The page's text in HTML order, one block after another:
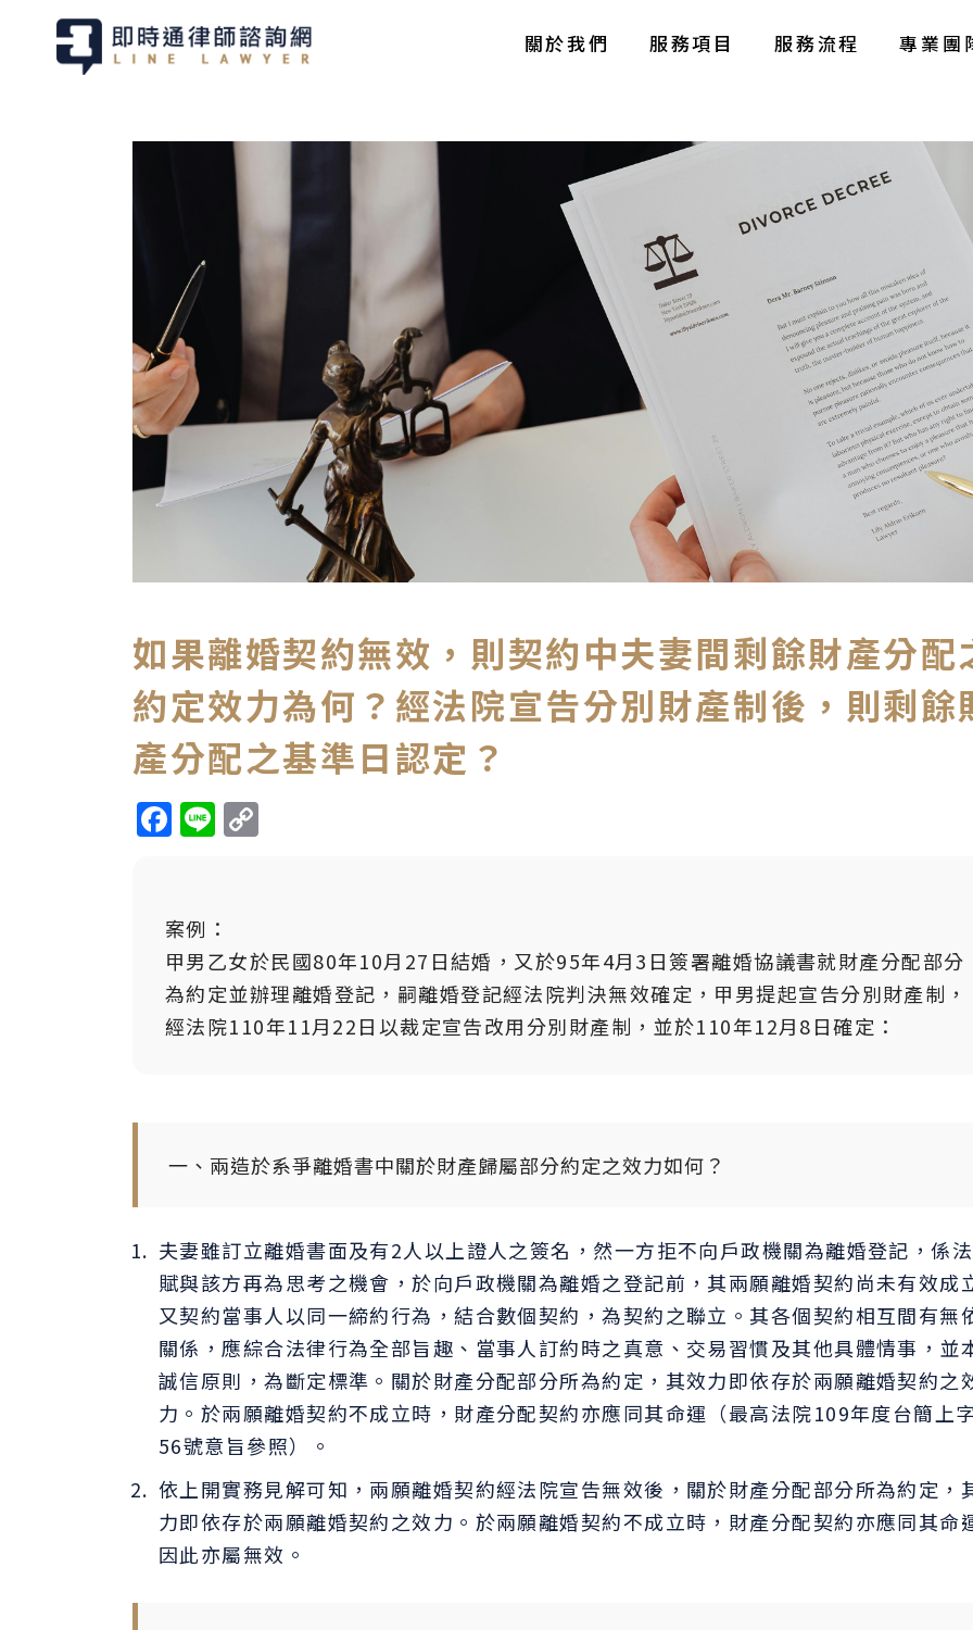
關於我們 服務項目 服務流程 專業團
如果離婚契約無效，則契約中夫妻間剩餘財產分配
約定效力為何？經法院宣告分別財產制後，則剩餘
產分配之基準日認定？
Facebook
Line
案例：
甲男乙女於民國80年10月27日結婚，又於95年4月3日簽署離婚協議書就財產分配部分
為約定並辦理離婚登記，嗣離婚登記經法院判決無效確定，甲男提起宣告分別財產制，
經法院110年11月22日以裁定宣告改用分別財產制，並於110年12月8日確定：
一、兩造於系爭離婚書中關於財產歸屬部分約定之效力如何？
夫妻雖訂立離婚書面及有2人以上證人之簽名，然一方拒不向戶政機關為離婚登記，係
賦與該方再為思考之機會，於向戶政機關為離婚之登記前，其兩願離婚契約尚未有效成
又契約當事人以同一締約行為，結合數個契約，為契約之聯立。其各個契約相互間有無
關係，應綜合法律行為全部旨趣、當事人訂約時之真意、交易習慣及其他具體情事，並
誠信原則，為斷定標準。關於財產分配部分所為約定，其效力即依存於兩願離婚契約之
力。於兩願離婚契約不成立時，財產分配契約亦應同其命運（最高法院109年度台簡上
56號意旨參照）。
依上開實務見解可知，兩願離婚契約經法院宣告無效後，關於財產分配部分所為約定，
力即依存於兩願離婚契約之效力。於兩願離婚契約不成立時，財產分配契約亦應同其命
因此亦屬無效。